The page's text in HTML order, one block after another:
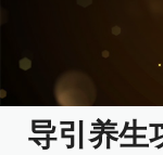
导引养生